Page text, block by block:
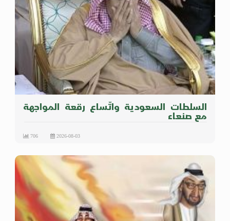
السلطات السعودية واتّساع رقعة المواجهة
مع صنعاء
2026-08-03
706